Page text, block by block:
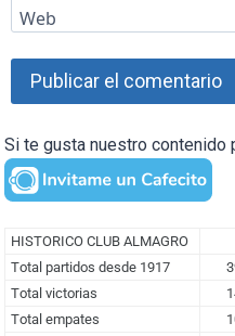
Web
Si te gusta nuestro contenido